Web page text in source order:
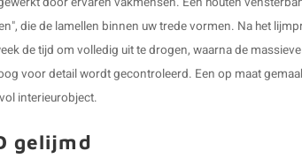
die de lamellen binnen uw trede vormen. Na het
de tijd om volledig uit te drogen, waarna de
voor detail wordt gecontroleerd. Een op maat
interieurobject.
gelijmd